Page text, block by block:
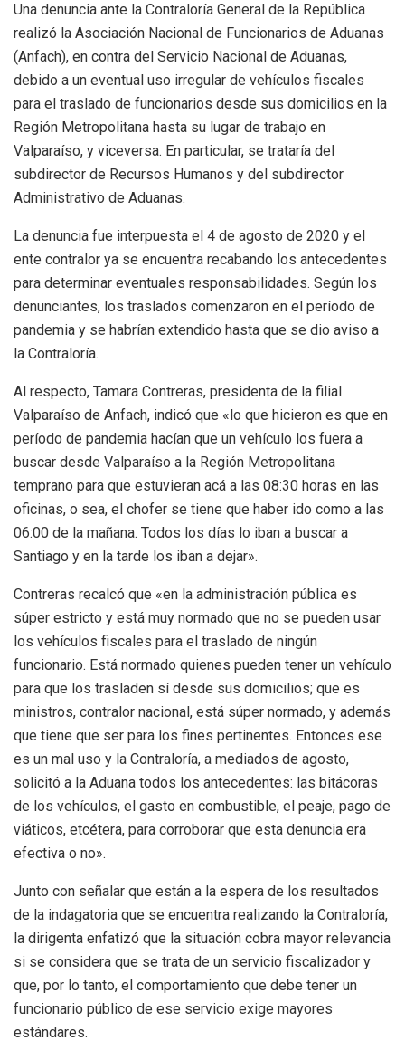
Una denuncia ante la Contraloría General de la República
realizó la Asociación Nacional de Funcionarios de Aduanas
(Anfach), en contra del Servicio Nacional de Aduanas,
debido a un eventual uso irregular de vehículos fiscales
para el traslado de funcionarios desde sus domicilios en la
Región Metropolitana hasta su lugar de trabajo en
Valparaíso, y viceversa. En particular, se trataría del
subdirector de Recursos Humanos y del subdirector
Administrativo de Aduanas.
La denuncia fue interpuesta el 4 de agosto de 2020 y el
ente contralor ya se encuentra recabando los antecedentes
para determinar eventuales responsabilidades. Según los
denunciantes, los traslados comenzaron en el período de
pandemia y se habrían extendido hasta que se dio aviso a
la Contraloría.
Al respecto, Tamara Contreras, presidenta de la filial
Valparaíso de Anfach, indicó que «lo que hicieron es que en
período de pandemia hacían que un vehículo los fuera a
buscar desde Valparaíso a la Región Metropolitana
temprano para que estuvieran acá a las 08:30 horas en las
oficinas, o sea, el chofer se tiene que haber ido como a las
06:00 de la mañana. Todos los días lo iban a buscar a
Santiago y en la tarde los iban a dejar».
Contreras recalcó que «en la administración pública es
súper estricto y está muy normado que no se pueden usar
los vehículos fiscales para el traslado de ningún
funcionario. Está normado quienes pueden tener un vehículo
para que los trasladen sí desde sus domicilios; que es
ministros, contralor nacional, está súper normado, y además
que tiene que ser para los fines pertinentes. Entonces ese
es un mal uso y la Contraloría, a mediados de agosto,
solicitó a la Aduana todos los antecedentes: las bitácoras
de los vehículos, el gasto en combustible, el peaje, pago de
viáticos, etcétera, para corroborar que esta denuncia era
efectiva o no».
Junto con señalar que están a la espera de los resultados
de la indagatoria que se encuentra realizando la Contraloría,
la dirigenta enfatizó que la situación cobra mayor relevancia
si se considera que se trata de un servicio fiscalizador y
que, por lo tanto, el comportamiento que debe tener un
funcionario público de ese servicio exige mayores
estándares.